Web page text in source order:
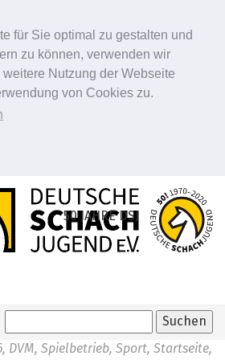
für Sie optimal zu gestalten und
zu können, verwenden wir
Nutzung der Webseite
von Cookies zu.
50 JAHRE DSJ
DVM, Spielbetrieb, Sport, Startseite,